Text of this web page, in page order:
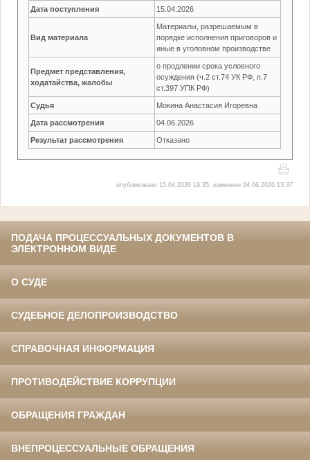
Дата поступления 15.04.2026
Вид материала
Материалы, разрешаемым в
порядке исполнения приговоров и
иные в уголовном производстве
Предмет представления,
ходатайства, жалобы
о продлении срока условного
осуждения (ч.2 ст.74 УК РФ, п.7
ст.397 УПК РФ)
Судья Мокина Анастасия Игоревна
Дата рассмотрения 04.06.2026
Результат рассмотрения Отказано
опубликовано 15.04.2026 19:35, изменено 04.06.2026 13:37
ПОДАЧА ПРОЦЕССУАЛЬНЫХ ДОКУМЕНТОВ В
ЭЛЕКТРОННОМ ВИДЕ
О СУДЕ
СУДЕБНОЕ ДЕЛОПРОИЗВОДСТВО
СПРАВОЧНАЯ ИНФОРМАЦИЯ
ПРОТИВОДЕЙСТВИЕ КОРРУПЦИИ
ОБРАЩЕНИЯ ГРАЖДАН
ВНЕПРОЦЕССУАЛЬНЫЕ ОБРАЩЕНИЯ